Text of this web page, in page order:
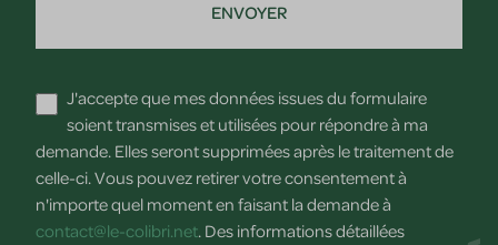
ENVOYER
J'accepte que mes données issues du formulaire
soient transmises et utilisées pour répondre à ma
demande. Elles seront supprimées après le traitement de
celle-ci. Vous pouvez retirer votre consentement à
n'importe quel moment en faisant la demande à
contact@le-colibri.net. Des informations détaillées